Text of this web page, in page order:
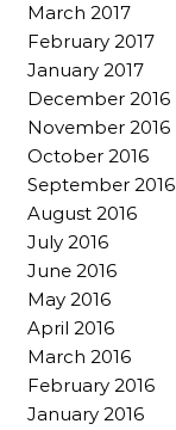
March 2017
February 2017
January 2017
December 2016
November 2016
October 2016
September 2016
August 2016
July 2016
June 2016
May 2016
April 2016
March 2016
February 2016
January 2016